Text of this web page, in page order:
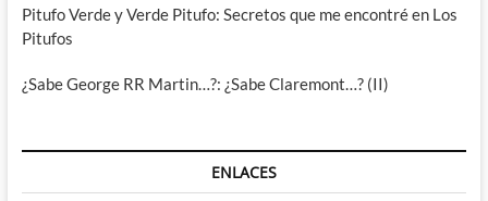
Pitufo Verde y Verde Pitufo: Secretos que me encontré en Los
Pitufos
¿Sabe George RR Martin…?: ¿Sabe Claremont…? (II)
ENLACES